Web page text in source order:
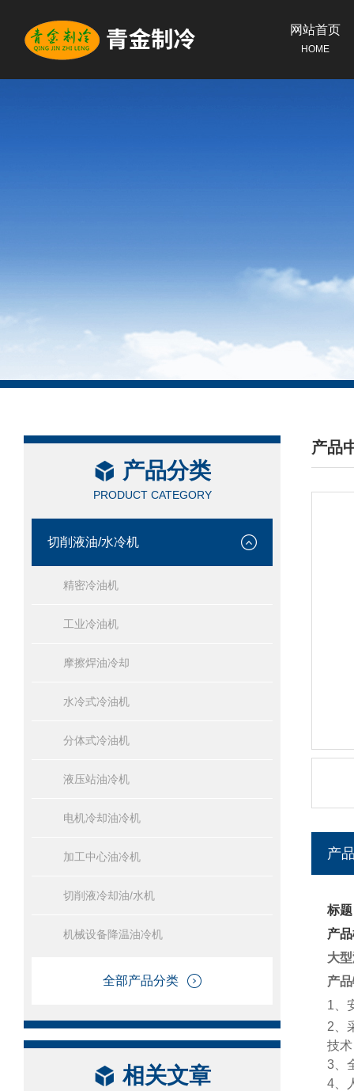
网站首页
HOME
产品分类
PRODUCT CATEGORY
切削液油/水冷机
精密冷油机
工业冷油机
摩擦焊油冷却
水冷式冷油机
分体式冷油机
液压站油冷机
电机冷却油冷机
加工中心油冷机
切削液冷却油/水机
机械设备降温油冷机
全部产品分类
相关文章
产品
/
产
标
产
大
产
1、
2、
技
3、
4、